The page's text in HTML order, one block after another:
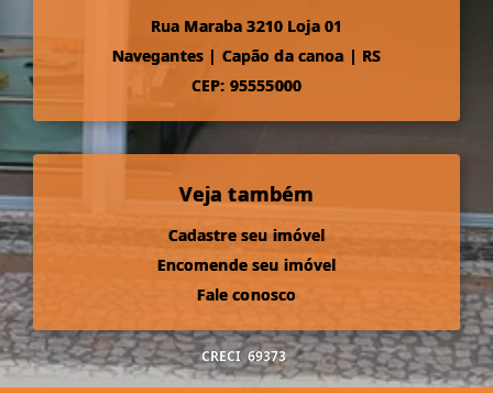
Rua Maraba 3210 Loja 01
Navegantes | Capão da canoa | RS
CEP: 95555000
Veja também
Cadastre seu imóvel
Encomende seu imóvel
Fale conosco
CRECI 69373